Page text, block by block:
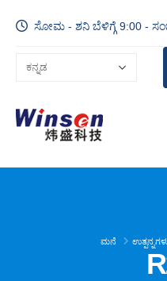
ಸೋಮ - ಶನಿ ಬೆಳಿಗ್ಗೆ 9:00 -
ಮನೆ